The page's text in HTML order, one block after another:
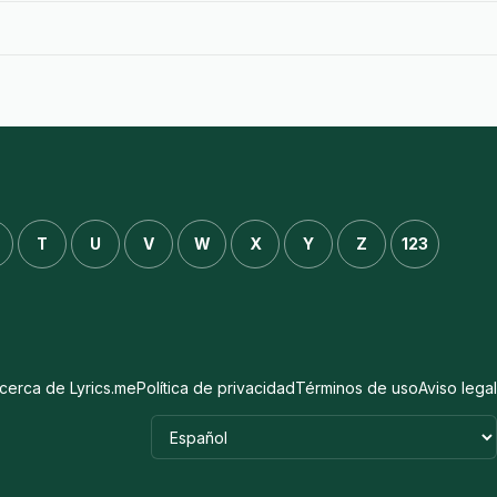
T U V W X Y Z 123
de Lyrics.mePolítica de privacidadTérminos de usoAviso legal
Idioma